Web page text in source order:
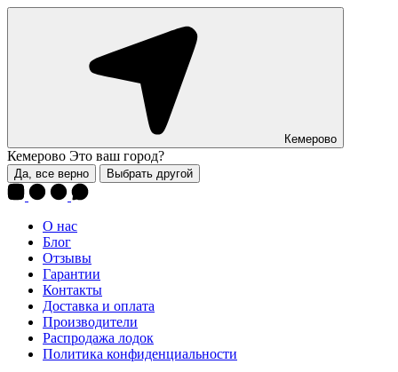
Кемерово
Кемерово Это ваш город?
Да, все верно Выбрать другой
О нас
Блог
Отзывы
Гарантии
Контакты
Доставка и оплата
Производители
Распродажа лодок
Политика конфиденциальности